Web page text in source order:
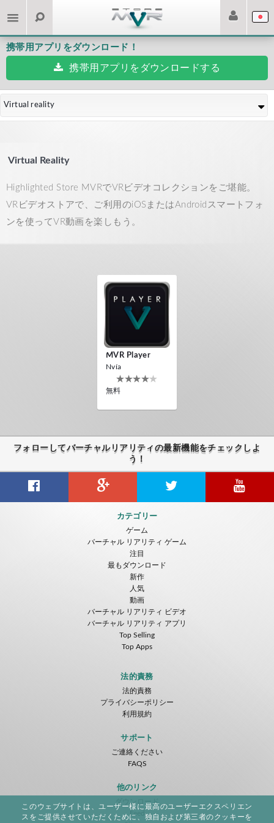
携帯用アプリをダウンロード！
携帯用アプリをダウンロードする
Virtual reality
Virtual Reality
Highlighted Store MVRでVRビデオコレクションをご堪能。
VRビデオストアで、ご利用のiOSまたはAndroidスマートフォ
ンを使ってVR動画を楽しもう。
MVR Player
Nvía
無料
フォローしてバーチャルリアリティの最新機能をチェックしよ
う！
カテゴリー
ゲーム
バーチャル リアリティ ゲーム
注目
最もダウンロード
新作
人気
動画
バーチャル リアリティ ビデオ
バーチャル リアリティ アプリ
Top Selling
Top Apps
法的責務
法的責務
プライバシーポリシー
利用規約
サポート
ご連絡ください
FAQS
他のリンク
ダウンロード
Feed
このウェブサイトは、ユーザー様に最高のユーザーエクスペリエン
スをご提供させていただくために、独自および第三者のクッキーを